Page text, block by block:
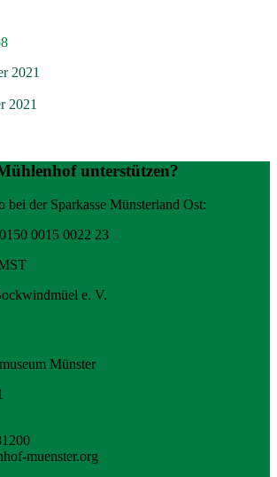
2021
2021
unterstützen?
bei der Sparkasse Münsterland Ost:
0015 0022 23
e. V.
Münster
muenster.org